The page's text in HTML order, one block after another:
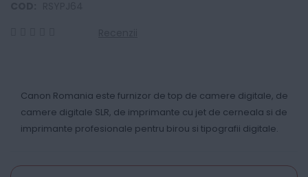
Canon Romania este furnizor de top de camere digitale, de
camere digitale SLR, de imprimante cu jet de cerneala si de
imprimante profesionale pentru birou si tipografii digitale.